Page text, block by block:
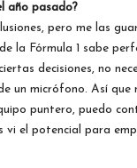
año pasado?
pero me las
la Fórmula 1 sabe
decisiones, no
un micrófono. Así que
puntero, puedo
vi el potencial para